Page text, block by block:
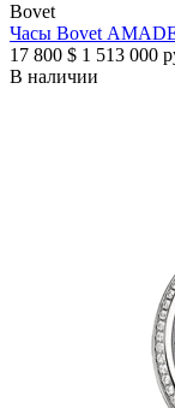
Bovet
Часы Bovet
17 800 $ 1 513 000
В наличии